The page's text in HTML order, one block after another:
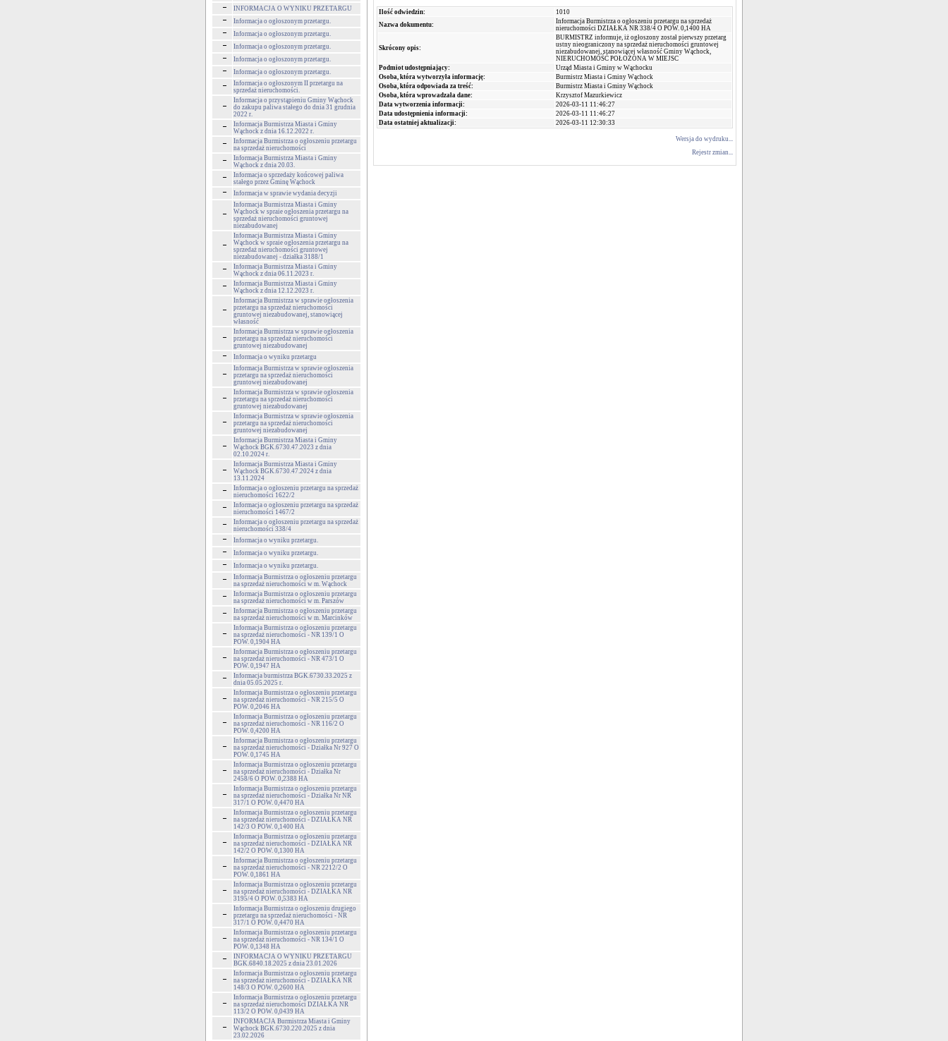
INFORMACJA O WYNIKU PRZETARGU
Informacja o ogłoszonym przetargu.
Informacja o ogłoszonym przetargu.
Informacja o ogłoszonym przetargu.
Informacja o ogłoszonym przetargu.
Informacja o ogłoszonym przetargu.
Informacja o ogłoszonym II przetargu na
sprzedaż nieruchomości.
Informacja o przystąpieniu Gminy Wąchock
do zakupu paliwa stałego do dnia 31 grudnia
2022 r.
Informacja Burmistrza Miasta i Gminy
Wąchock z dnia 16.12.2022 r.
Informacja Burmistrza o ogłoszeniu przetargu
na sprzedaż nieruchomości
Informacja Burmistrza Miasta i Gminy
Wąchock z dnia 20.03.
Informacja o sprzedaży końcowej paliwa
stałego przez Gminę Wąchock
Informacja w sprawie wydania decyzji
Informacja Burmistrza Miasta i Gminy
Wąchock w spraie ogłoszenia przetargu na
sprzedaż nieruchomości gruntowej
niezabudowanej
Informacja Burmistrza Miasta i Gminy
Wąchock w spraie ogłoszenia przetargu na
sprzedaż nieruchomości gruntowej
niezabudowanej - działka 3188/1
Informacja Burmistrza Miasta i Gminy
Wąchock z dnia 06.11.2023 r.
Informacja Burmistrza Miasta i Gminy
Wąchock z dnia 12.12.2023 r.
Informacja Burmistrza w sprawie ogłoszenia
przetargu na sprzedaż nieruchomości
gruntowej niezabudowanej, stanowiącej
własność
Informacja Burmistrza w sprawie ogłoszenia
przetargu na sprzedaż nieruchomości
gruntowej niezabudowanej
Informacja o wyniku przetargu
Informacja Burmistrza w sprawie ogłoszenia
przetargu na sprzedaż nieruchomości
gruntowej niezabudowanej
Informacja Burmistrza w sprawie ogłoszenia
przetargu na sprzedaż nieruchomości
gruntowej niezabudowanej
Informacja Burmistrza w sprawie ogłoszenia
przetargu na sprzedaż nieruchomości
gruntowej niezabudowanej
Informacja Burmistrza Miasta i Gminy
Wąchock BGK.6730.47.2023 z dnia
02.10.2024 r.
Informacja Burmistrza Miasta i Gminy
Wąchock BGK.6730.47.2024 z dnia
13.11.2024
Informacja o ogłoszeniu przetargu na sprzedaż
nieruchomości 1622/2
Informacja o ogłoszeniu przetargu na sprzedaż
nieruchomości 1467/2
Informacja o ogłoszeniu przetargu na sprzedaż
nieruchomości 338/4
Informacja o wyniku przetargu.
Informacja o wyniku przetargu.
Informacja o wyniku przetargu.
Informacja Burmistrza o ogłoszeniu przetargu
na sprzedaż nieruchomości w m. Wąchock
Informacja Burmistrza o ogłoszeniu przetargu
na sprzedaż nieruchomości w m. Parszów
Informacja Burmistrza o ogłoszeniu przetargu
na sprzedaż nieruchomości w m. Marcinków
Informacja Burmistrza o ogłoszeniu przetargu
na sprzedaż nieruchomości - NR 139/1 O
POW. 0,1904 HA
Informacja Burmistrza o ogłoszeniu przetargu
na sprzedaż nieruchomości - NR 473/1 O
POW. 0,1947 HA
Informacja burmistrza BGK.6730.33.2025 z
dnia 05.05.2025 r.
Informacja Burmistrza o ogłoszeniu przetargu
na sprzedaż nieruchomości - NR 215/5 O
POW. 0,2046 HA
Informacja Burmistrza o ogłoszeniu przetargu
na sprzedaż nieruchomości - NR 116/2 O
POW. 0,4200 HA
Informacja Burmistrza o ogłoszeniu przetargu
na sprzedaż nieruchomości - Działka Nr 927 O
POW. 0,1745 HA
Informacja Burmistrza o ogłoszeniu przetargu
na sprzedaż nieruchomości - Działka Nr
2458/6 O POW. 0,2388 HA
Informacja Burmistrza o ogłoszeniu przetargu
na sprzedaż nieruchomości - Działka Nr NR
317/1 O POW. 0,4470 HA
Informacja Burmistrza o ogłoszeniu przetargu
na sprzedaż nieruchomości - DZIAŁKA NR
142/3 O POW. 0,1400 HA
Informacja Burmistrza o ogłoszeniu przetargu
na sprzedaż nieruchomości - DZIAŁKA NR
142/2 O POW. 0,1300 HA
Informacja Burmistrza o ogłoszeniu przetargu
na sprzedaż nieruchomości - NR 2212/2 O
POW. 0,1861 HA
Informacja Burmistrza o ogłoszeniu przetargu
na sprzedaż nieruchomości - DZIAŁKA NR
3195/4 O POW. 0,5383 HA
Informacja Burmistrza o ogłoszeniu drugiego
przetargu na sprzedaż nieruchomości - NR
317/1 O POW. 0,4470 HA
Informacja Burmistrza o ogłoszeniu przetargu
na sprzedaż nieruchomości - NR 134/1 O
POW. 0,1348 HA
INFORMACJA O WYNIKU PRZETARGU
BGK.6840.18.2025 z dnia 23.01.2026
Informacja Burmistrza o ogłoszeniu przetargu
na sprzedaż nieruchomości - DZIAŁKA NR
148/3 O POW. 0,2600 HA
Informacja Burmistrza o ogłoszeniu przetargu
na sprzedaż nieruchomości DZIAŁKA NR
113/2 O POW. 0,0439 HA
INFORMACJA Burmistrza Miasta i Gminy
Wąchock BGK.6730.220.2025 z dnia
23.02.2026
Ilość odwiedzin:
1010
Nazwa dokumentu:
Informacja Burmistrza o ogłoszeniu przetargu na sprzedaż
nieruchomości DZIAŁKA NR 338/4 O POW. 0,1400 HA
Skrócony opis:
BURMISTRZ informuje, iż ogłoszony został pierwszy przetarg
ustny nieograniczony na sprzedaż nieruchomości gruntowej
niezabudowanej, stanowiącej własność Gminy Wąchock,
NIERUCHOMOŚĆ POŁOŻONA W MIEJSC
Podmiot udostępniający:
Urząd Miasta i Gminy w Wąchocku
Osoba, która wytworzyła informację:
Burmistrz Miasta i Gminy Wąchock
Osoba, która odpowiada za treść:
Burmistrz Miasta i Gminy Wąchock
Osoba, która wprowadzała dane:
Krzysztof Mazurkiewicz
Data wytworzenia informacji:
2026-03-11 11:46:27
Data udostępnienia informacji:
2026-03-11 11:46:27
Data ostatniej aktualizacji:
2026-03-11 12:30:33
Wersja do wydruku...
Rejestr zmian...